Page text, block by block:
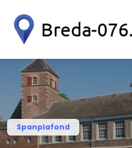
Spanplafond